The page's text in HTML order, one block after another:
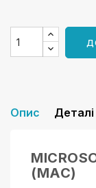
Опис
(MAC)